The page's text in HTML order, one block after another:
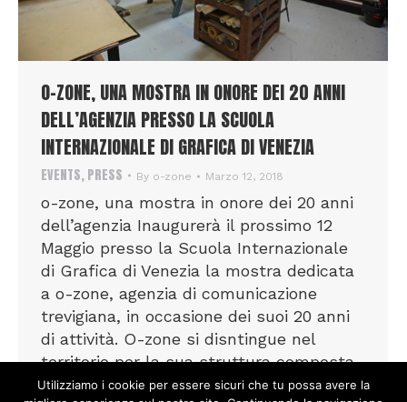
O-ZONE, UNA MOSTRA IN ONORE DEI 20 ANNI
DELL’AGENZIA PRESSO LA SCUOLA
INTERNAZIONALE DI GRAFICA DI VENEZIA
EVENTS,PRESS By o-zone Marzo 12, 2018
o-zone, una mostra in onore dei 20 anni
dell’agenzia Inaugurerà il prossimo 12
Maggio presso la Scuola Internazionale
di Grafica di Venezia la mostra dedicata
a o-zone, agenzia di comunicazione
trevigiana, in occasione dei suoi 20 anni
di attività. O-zone si disntingue nel
territorio per la sua struttura composta
da un team di 20 professionisti con
Utilizziamo i cookie per essere sicuri che tu possa avere la